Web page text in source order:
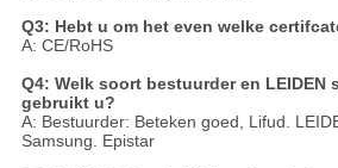
Q3: Hebt u om het even welke
A: CE/RoHS
Q4: Welk soort bestuurder en LEIDEN
gebruikt u?
A: Bestuurder: Beteken goed, Lifud.
Samsung. Epistar